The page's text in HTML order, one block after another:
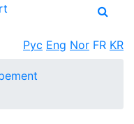
Рус Eng Nor FR KR